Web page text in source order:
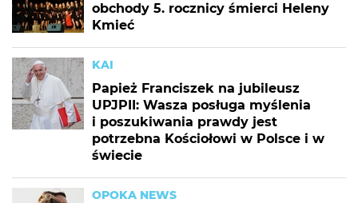
obchody 5. rocznicy śmierci Heleny
Kmieć
KAI
Papież Franciszek na jubileusz
UPJPII: Wasza posługa myślenia
i poszukiwania prawdy jest
potrzebna Kościołowi w Polsce i w
świecie
OPOKA NEWS